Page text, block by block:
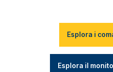
Esplora i
Esplora il